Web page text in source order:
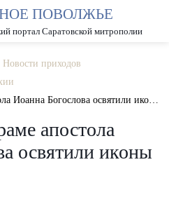
ШРИФТА А А
ПОВОЛЖЬЕ
портал Саратовской митрополии
Новости приходов
Богослова освятили иконы для иконостаса
апостола
освятили иконы